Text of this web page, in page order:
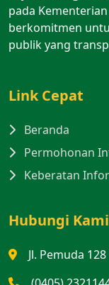
pada
berkomitmen
publik yang
Link Cepat
Beranda
Permohonan
Keberatan
Hubungi Kami
Jl. Pemuda